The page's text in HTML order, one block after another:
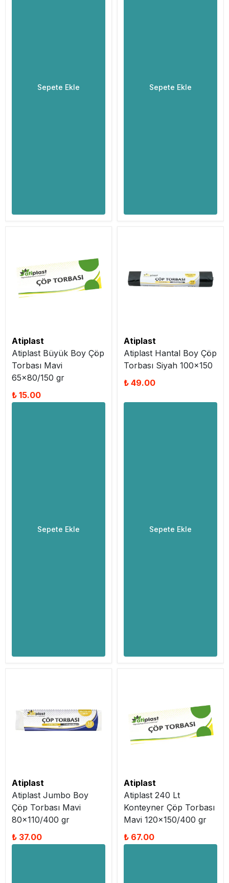
Sepete Ekle Sepete Ekle
Atiplast
Atiplast Büyük Boy Çöp
Torbası Mavi
65x80/150 gr
₺ 15.00
Sepete Ekle
Atiplast
Atiplast Hantal Boy Çöp
Torbası Siyah 100x150
₺ 49.00
Sepete Ekle
Atiplast
Atiplast Jumbo Boy
Çöp Torbası Mavi
80x110/400 gr
₺ 37.00
Atiplast
Atiplast 240 Lt
Konteyner Çöp Torbası
Mavi 120x150/400 gr
₺ 67.00